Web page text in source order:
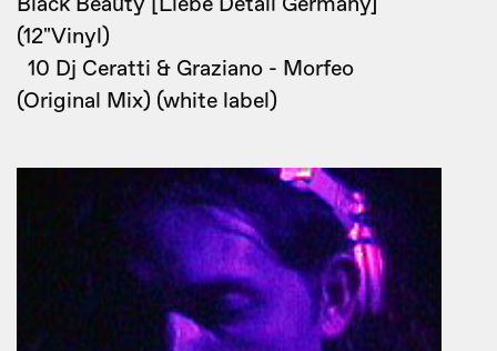
(12"Vinyl)
10 Dj Ceratti & Graziano - Morfeo
(Original Mix) (white label)